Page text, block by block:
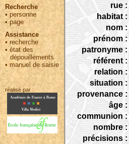
Recherche
• personne
•page
Assistance
• recherche
•état des
dépouillements
•manuel de saisie
réalisé par :
rue :
habitat :
nom :
prénom :
patronyme :
référent :
relation :
situation :
provenance :
âge :
communion :
nombre :
précisions :